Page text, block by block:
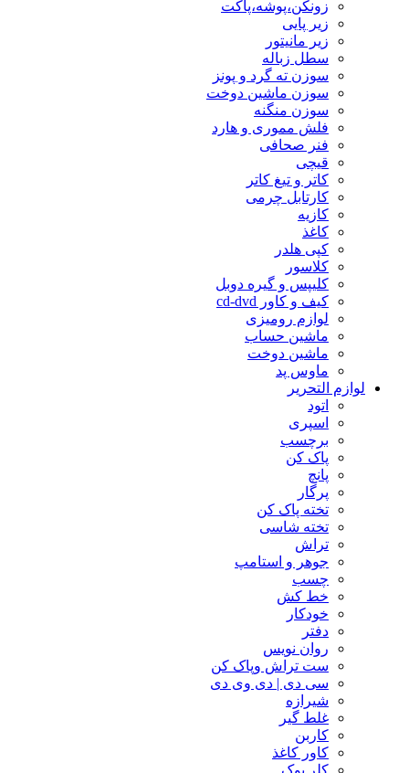
زونکن،پوشه،پاکت
زیر پایی
زیر مانیتور
سطل زباله
سوزن ته گرد و پونز
سوزن ماشین دوخت
سوزن منگنه
فلش مموری و هارد
فنر صحافی
قیچی
کاتر و تیغ کاتر
کارتابل چرمی
کازیه
کاغذ
کپی هلدر
کلاسور
کلیپس و گیره دوبل
کیف و کاور cd-dvd
لوازم رومیزی
ماشین حساب
ماشین دوخت
ماوس پد
لوازم التحریر
اتود
اسپری
برچسب
پاک کن
پانچ
پرگار
تخته پاک کن
تخته شاسی
تراش
جوهر و استامپ
چسب
خط کش
خودکار
دفتر
روان نویس
ست تراش وپاک کن
سی دی | دی وی دی
شیرازه
غلط گیر
کاربن
کاور کاغذ